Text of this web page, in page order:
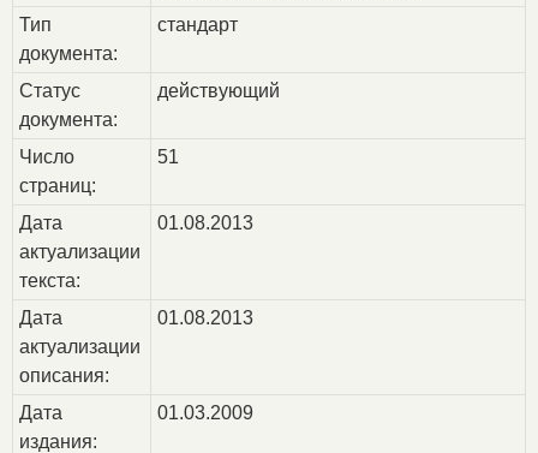
Тип
документа:
стандарт
Статус
документа:
действующий
Число
страниц:
51
Дата
актуализации
текста:
01.08.2013
Дата
актуализации
описания:
01.08.2013
Дата
издания:
01.03.2009